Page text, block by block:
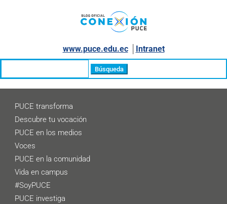
www.puce.edu.ec│ Intranet
PUCE transforma
Descubre tu vocación
PUCE en los medios
Voces
PUCE en la comunidad
Vida en campus
#SoyPUCE
PUCE investiga